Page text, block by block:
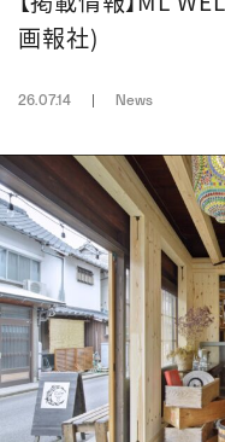
画報社)
26.07.14 News